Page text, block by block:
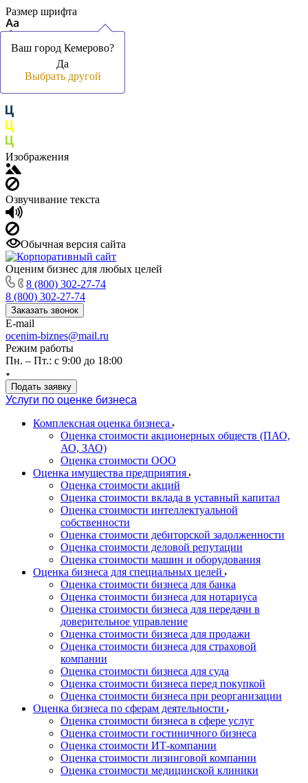
Размер шрифта
Цвет фона и шрифта
Изображения
Озвучивание текста
Обычная версия сайта
Оценим бизнес для любых целей
8 (800) 302-27-74
8 (800) 302-27-74
Заказать звонок
E-mail
ocenim-biznes@mail.ru
Режим работы
Пн. – Пт.: с 9:00 до 18:00
Подать заявку
Услуги по оценке бизнеса
Комплексная оценка бизнеса
Оценка стоимости акционерных обществ (ПАО,
АО, ЗАО)
Оценка стоимости ООО
Оценка имущества предприятия
Оценка стоимости акций
Оценка стоимости вклада в уставный капитал
Оценка стоимости интеллектуальной
собственности
Оценка стоимости дебиторской задолженности
Оценка стоимости деловой репутации
Оценка стоимости машин и оборудования
Оценка бизнеса для специальных целей
Оценка стоимости бизнеса для банка
Оценка стоимости бизнеса для нотариуса
Оценка стоимости бизнеса для передачи в
доверительное управление
Оценка стоимости бизнеса для продажи
Оценка стоимости бизнеса для страховой
компании
Оценка стоимости бизнеса для суда
Оценка стоимости бизнеса перед покупкой
Оценка стоимости бизнеса при реорганизации
Оценка бизнеса по сферам деятельности
Оценка стоимости бизнеса в сфере услуг
Оценка стоимости гостиничного бизнеса
Оценка стоимости ИТ-компании
Оценка стоимости лизинговой компании
Оценка стоимости медицинской клиники
Ваш город Кемерово?
Да
Выбрать другой
Ваш город Кемерово?
Да
Выбрать другой